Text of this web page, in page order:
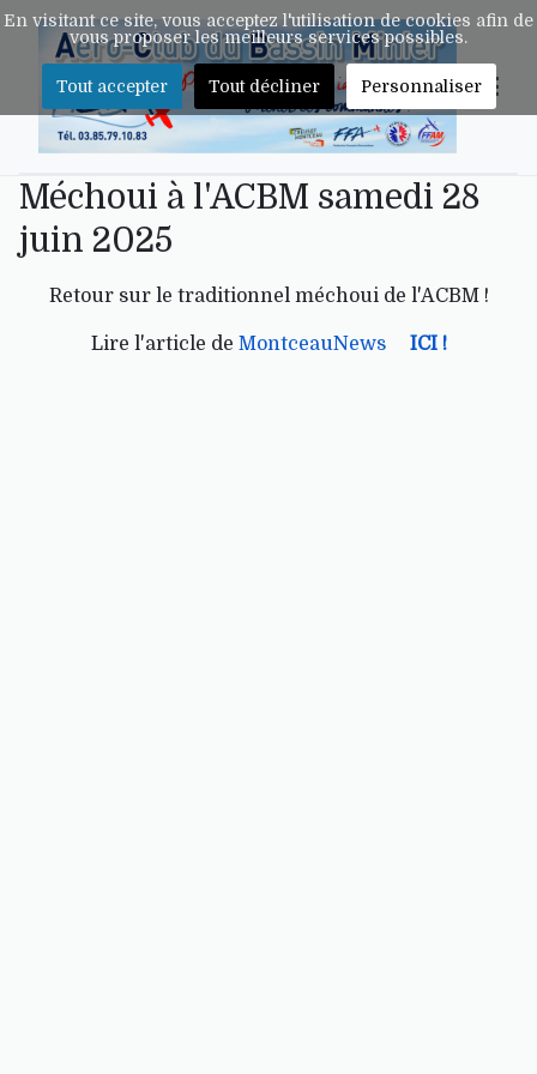
Méchoui à l'ACBM samedi 28
juin 2025
Retour sur le traditionnel méchoui de l'ACBM !
Lire l'article de MontceauNews ICI !
En visitant ce site, vous acceptez l'utilisation de cookies afin de
vous proposer les meilleurs services possibles.
Tout accepter Tout décliner Personnaliser